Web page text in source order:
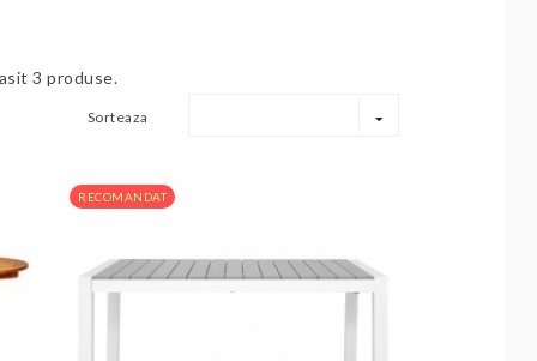
3 produse.
Sorteaza
RECOMANDAT